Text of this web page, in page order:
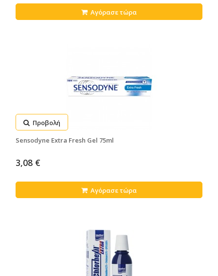
Αγόρασε τώρα
Προβολή
Sensodyne Extra Fresh Gel 75ml
3,08 €
Αγόρασε τώρα